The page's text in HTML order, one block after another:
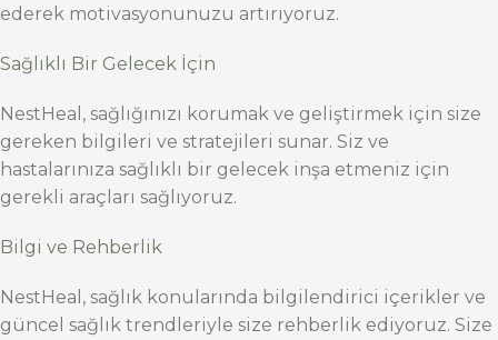
ederek motivasyonunuzu artırıyoruz.
Sağlıklı Bir Gelecek İçin
NestHeal, sağlığınızı korumak ve geliştirmek için size
gereken bilgileri ve stratejileri sunar. Siz ve
hastalarınıza sağlıklı bir gelecek inşa etmeniz için
gerekli araçları sağlıyoruz.
Bilgi ve Rehberlik
NestHeal, sağlık konularında bilgilendirici içerikler ve
güncel sağlık trendleriyle size rehberlik ediyoruz. Size